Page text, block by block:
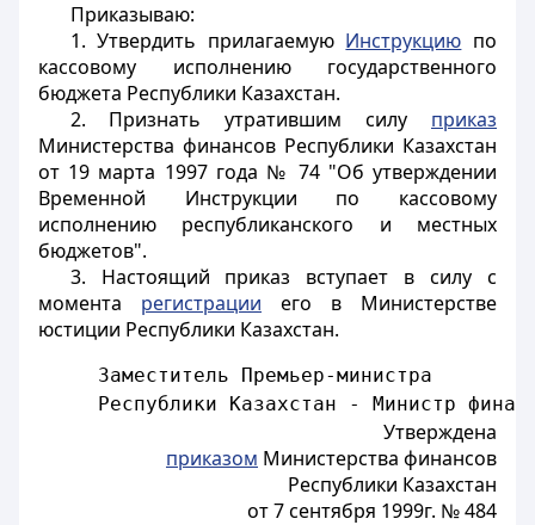
Приказываю:
1. Утвердить прилагаемую Инструкцию по
кассовому исполнению государственного
бюджета Республики Казахстан.
2. Признать утратившим силу приказ
Министерства финансов Республики Казахстан
от 19 марта 1997 года № 74 "Об утверждении
Временной Инструкции по кассовому
исполнению республиканского и местных
бюджетов".
3. Настоящий приказ вступает в силу с
момента регистрации его в Министерстве
юстиции Республики Казахстан.
Заместитель Премьер-министра
Республики Казахстан - Министр
Утверждена
приказом Министерства финансов
Республики Казахстан
от 7 сентября 1999г. № 484